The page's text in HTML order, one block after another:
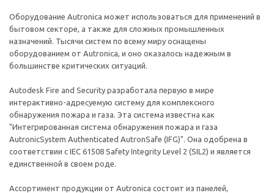
Оборудование Autronica может использоваться для применений в
бытовом секторе, а также для сложных промышленных
назначений. Тысячи систем по всему миру оснащены
оборудованием от Autronica, и оно оказалось надежным в
большинстве критических ситуаций.
Autodesk Fire and Security разработала первую в мире
интерактивно-адресуемую систему для комплексного
обнаружения пожара и газа. Эта система известна как
"Интегрированная система обнаружения пожара и газа
AutronicSystem Authenticated AutronSafe (IFG)". Она одобрена в
соответствии с IEC 61508 Safety Integrity Level 2 (SIL2) и является
единственной в своем роде.
Ассортимент продукции от Autronica состоит из панелей,